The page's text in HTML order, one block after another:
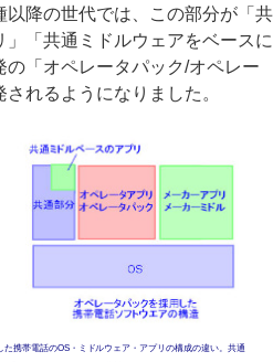
降の世代では、この部分が「共
「共通ミドルウェアをベースに
の「オペレータパック/オペレー
れるようになりました。
携帯電話のOS・ミドルウェア・アプリの構成の違い。共通